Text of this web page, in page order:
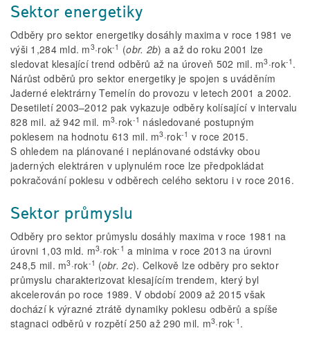
Sektor energetiky
Odběry pro sektor energetiky dosáhly maxima v roce 1981 ve
výši 1,284 mld. m3·rok-1 (obr. 2b) a až do roku 2001 lze
sledovat klesající trend odběrů až na úroveň 502 mil. m3·rok-1 .
Nárůst odběrů pro sektor energetiky je spojen s uváděním
Jaderné elektrárny Temelín do provozu v letech 2001 a 2002.
Desetiletí 2003–2012 pak vykazuje odběry kolísající v intervalu
828 mil. až 942 mil. m3·rok-1 následované postupným
poklesem na hodnotu 613 mil. m3·rok-1 v roce 2015.
S ohledem na plánované i neplánované odstávky obou
jaderných elektráren v uplynulém roce lze předpokládat
pokračování poklesu v odběrech celého sektoru i v roce 2016.
Sektor průmyslu
Odběry pro sektor průmyslu dosáhly maxima v roce 1981 na
úrovni 1,03 mld. m3·rok-1 a minima v roce 2013 na úrovni
248,5 mil. m3·rok-1 (obr. 2c). Celkově lze odběry pro sektor
průmyslu charakterizovat klesajícím trendem, který byl
akcelerován po roce 1989. V období 2009 až 2015 však
dochází k výrazné ztrátě dynamiky poklesu odběrů a spíše
stagnaci odběrů v rozpětí 250 až 290 mil. m3·rok-1 .